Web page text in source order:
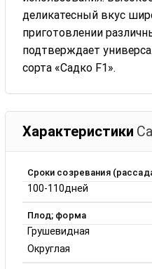
деликатесный вкус
приготовлении
подтверждает
сорта «Садко F1».
Характеристики
Сроки созревания
100-110дней
Плод; форма
Грушевидная
Округлая